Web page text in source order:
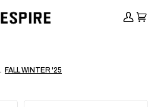
FALL WINTER '25